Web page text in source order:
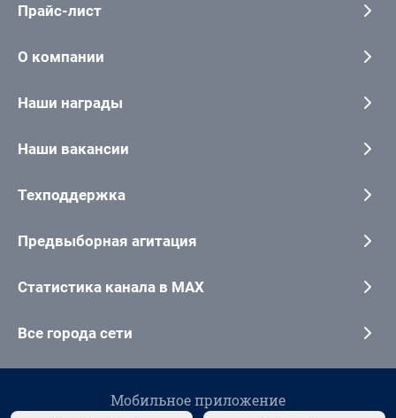
Прайс-лист
О компании
Наши награды
Наши вакансии
Техподдержка
Предвыборная агитация
Статистика канала в MAX
Все города сети
Мобильное приложение